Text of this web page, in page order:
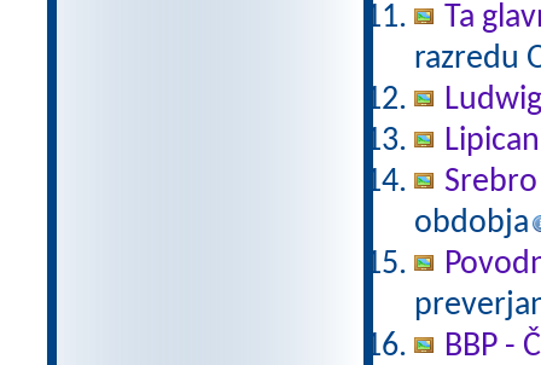
Ta
razredu
obdobja
BBP -